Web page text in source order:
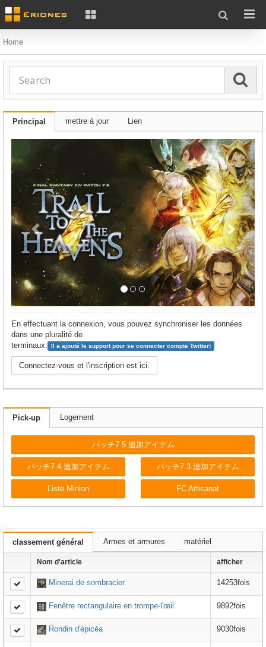
Home
Principal mettre à jour Lien
En effectuant la connexion, vous pouvez synchroniser les données
dans une pluralité de
terminaux.
Il a ajouté le support pour se connecter compte Twitter!
Connectez-vous et l'inscription est ici.
Pick-up Logement
パッチ7.5 追加アイテム
パッチ7.4 追加アイテム
Liste Minion
パッチ7.3 追加アイテム
FC Artisanat
classement général Armes et armures matériel
Nom d'article afficher
Minerai de sombracier 14253fois
Fenêtre rectangulaire en trompe-l'œil 9892fois
Rondin d'épicéa 9030fois